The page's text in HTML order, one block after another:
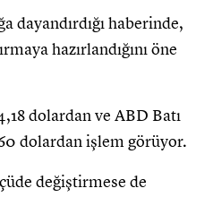
haberinde,
hazırlandığını öne
dolardan ve ABD Batı
dolardan işlem görüyor.
değiştirmese de